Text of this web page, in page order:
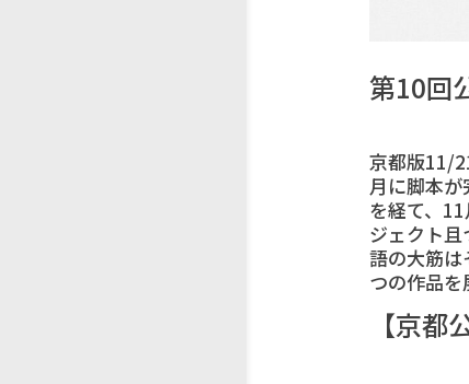
第10回
京都版11/
月に脚本が
を経て、
ジェクト
語の大筋は
つの作品
【京